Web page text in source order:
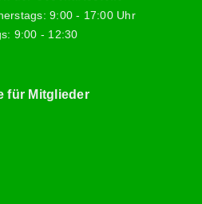
9:00 - 17:00 Uhr
9:00 - 12:30
für Mitglieder